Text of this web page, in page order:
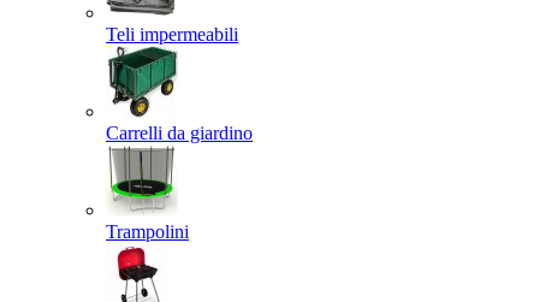
Teli impermeabili
Carrelli da giardino
Trampolini